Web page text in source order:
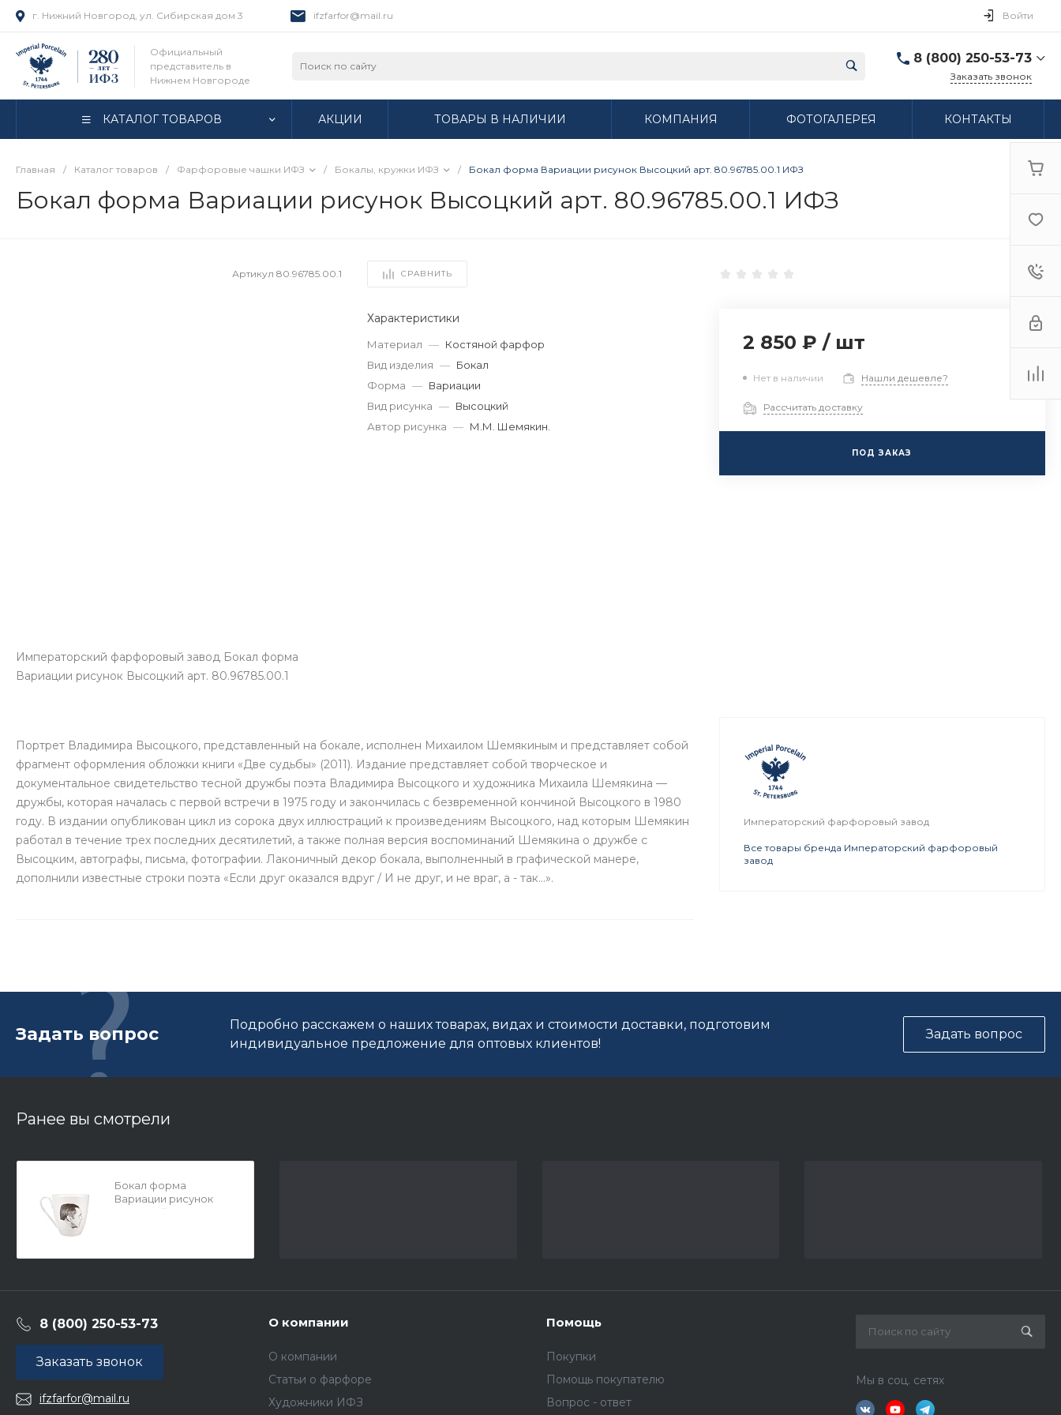
г. Нижний Новгород, ул. Сибирская дом 3 ifzfarfor@mail.ru Войти
Официальный
представитель в
Нижнем Новгороде
8 (800) 250-53-73
г. Нижний Новгород,
Заказать звонок
КАТАЛОГ ТОВАРОВ АКЦИИ ТОВАРЫ В НАЛИЧИИ КОМПАНИЯ ФОТОГАЛЕРЕЯ КОНТАКТЫ
Главная / Каталог товаров / Фарфоровые чашки ИФЗ / Бокалы, кружки ИФЗ / Бокал форма Вариации рисунок Высоцкий арт. 80.96785.00.1 ИФЗ
Бокал форма Вариации рисунок Высоцкий арт. 80.96785.00.1 ИФЗ
Артикул80.96785.00.1 СРАВНИТЬ
Императорский фарфоровый завод Бокал форма
Вариации рисунок Высоцкий арт. 80.96785.00.1
Характеристики
Материал — Костяной фарфор
Вид изделия — Бокал
Форма — Вариации
Вид рисунка — Высоцкий
Автор рисунка — М.М. Шемякин.
2 850 ₽ / шт
Нет в наличии Нашли дешевле?
Рассчитать доставку
ПОД ЗАКАЗ
Портрет Владимира Высоцкого, представленный на бокале, исполнен Михаилом Шемякиным и представляет собой
фрагмент оформления обложки книги «Две судьбы» (2011). Издание представляет собой творческое и
документальное свидетельство тесной дружбы поэта Владимира Высоцкого и художника Михаила Шемякина —
дружбы, которая началась с первой встречи в 1975 году и закончилась с безвременной кончиной Высоцкого в 1980
году. В издании опубликован цикл из сорока двух иллюстраций к произведениям Высоцкого, над которым Шемякин
работал в течение трех последних десятилетий, а также полная версия воспоминаний Шемякина о дружбе с
Высоцким, автографы, письма, фотографии. Лаконичный декор бокала, выполненный в графической манере,
дополнили известные строки поэта «Если друг оказался вдруг / И не друг, и не враг, а - так…».
Императорский фарфоровый завод
Все товары бренда Императорский фарфоровый
завод
Задать вопрос
Подробно расскажем о наших товарах, видах и стоимости доставки, подготовим
индивидуальное предложение для оптовых клиентов!
Задать вопрос
Ранее вы смотрели
Бокал форма
Вариации рисунок
Высоцкий арт.
8 (800) 250-53-73
Заказать звонок
ifzfarfor@mail.ru
О компании
О компании
Статьи о фарфоре
Художники ИФЗ
Помощь
Покупки
Помощь покупателю
Вопрос - ответ
Мы в соц. сетях